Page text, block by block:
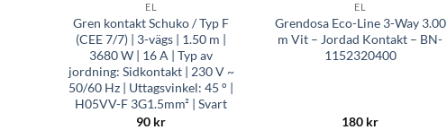
EL
Gren kontakt Schuko / Typ F
(CEE 7/7) | 3-vägs | 1.50 m |
3680 W | 16 A | Typ av
jordning: Sidkontakt | 230 V ~
50/60 Hz | Uttagsvinkel: 45 ° |
H05VV-F 3G1.5mm² | Svart
90 kr
EL
Grendosa Eco-Line 3-Way 3.00
m Vit – Jordad Kontakt – BN-
1152320400
180 kr